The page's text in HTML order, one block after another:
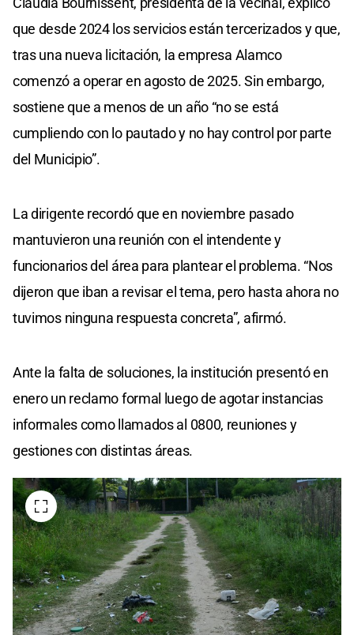
que desde 2024 los servicios están tercerizados y que,
tras una nueva licitación, la empresa Alamco
comenzó a operar en agosto de 2025. Sin embargo,
sostiene que a menos de un año “no se está
cumpliendo con lo pautado y no hay control por parte
del Municipio”.
La dirigente recordó que en noviembre pasado
mantuvieron una reunión con el intendente y
funcionarios del área para plantear el problema. “Nos
dijeron que iban a revisar el tema, pero hasta ahora no
tuvimos ninguna respuesta concreta”, afirmó.
Ante la falta de soluciones, la institución presentó en
enero un reclamo formal luego de agotar instancias
informales como llamados al 0800, reuniones y
gestiones con distintas áreas.